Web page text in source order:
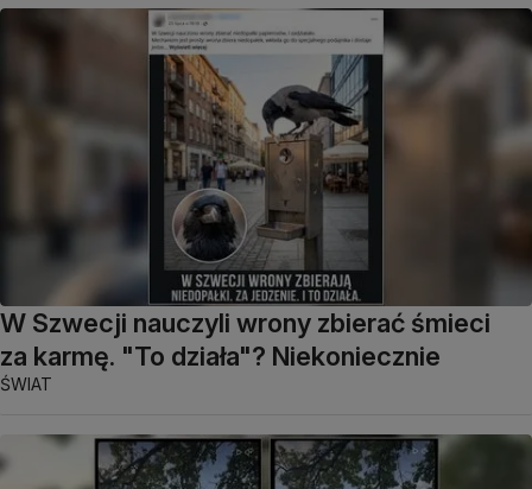
W Szwecji nauczyli wrony zbierać śmieci
za karmę. "To działa"? Niekoniecznie
ŚWIAT